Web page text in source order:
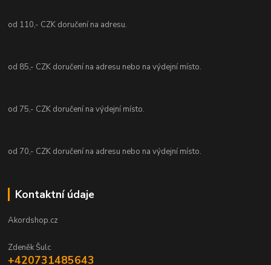
od 110,- CZK doručení na adresu.
od 85,- CZK doručení na adresu nebo na výdejní místo.
od 75,- CZK doručení na výdejní místo.
od 70,- CZK doručení na adresu nebo na výdejní místo.
Kontaktní údaje
Akordshop.cz
Zdeněk Šulc
+420731485643